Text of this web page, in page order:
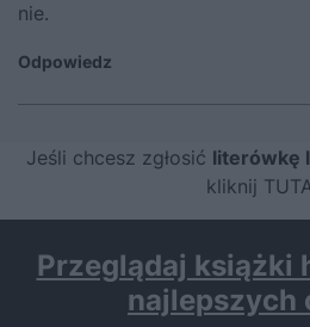
nie.
Odpowiedz
Jeśli chcesz zgłosić literówkę
kliknij
Przeglądaj książki
najlepszych